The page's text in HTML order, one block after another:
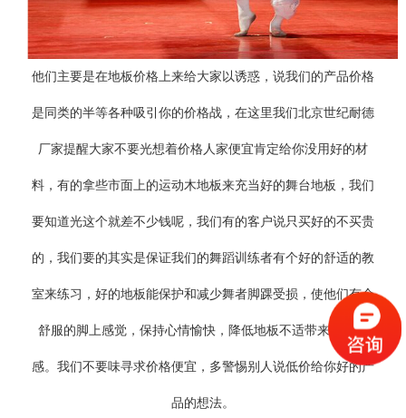
他们主要是在地板价格上来给大家以诱惑，说我们的产品价格
是同类的半等各种吸引你的价格战，在这里我们北京世纪耐德
厂家提醒大家不要光想着价格人家便宜肯定给你没用好的材
料，有的拿些市面上的运动木地板来充当好的舞台地板，我们
要知道光这个就差不少钱呢，我们有的客户说只买好的不买贵
的，我们要的其实是保证我们的舞蹈训练者有个好的舒适的教
室来练习，好的地板能保护和减少舞者脚踝受损，使他们有个
舒服的脚上感觉，保持心情愉快，降低地板不适带来的疲劳
感。我们不要味寻求价格便宜，多警惕别人说低价给你好的产
品的想法。